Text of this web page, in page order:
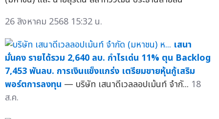
26 สิงหาคม 2568 15:32 น.
เสนา
มั่นคง รายได้รวม 2,640 ลบ. กำไรเด่น 11% ตุน Backlog
7,453 พันลบ. การเงินแข็งแกร่ง เตรียมขายหุ้นกู้เสริม
พอร์ตการลงทุน — บริษัท เสนาดีเวลลอปเม้นท์ จำกั... 18
ส.ค.